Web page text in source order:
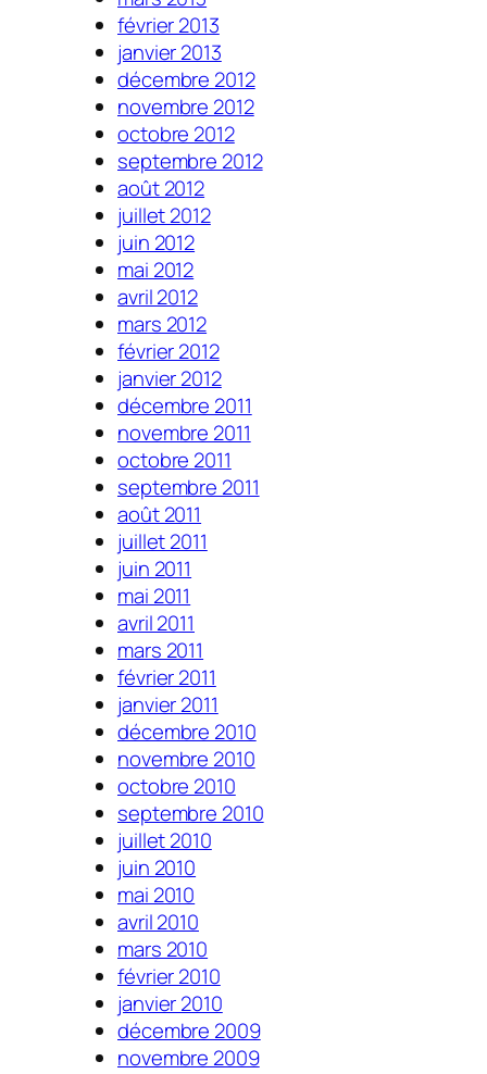
février 2013
janvier 2013
décembre 2012
novembre 2012
octobre 2012
septembre 2012
août 2012
juillet 2012
juin 2012
mai 2012
avril 2012
mars 2012
février 2012
janvier 2012
décembre 2011
novembre 2011
octobre 2011
septembre 2011
août 2011
juillet 2011
juin 2011
mai 2011
avril 2011
mars 2011
février 2011
janvier 2011
décembre 2010
novembre 2010
octobre 2010
septembre 2010
juillet 2010
juin 2010
mai 2010
avril 2010
mars 2010
février 2010
janvier 2010
décembre 2009
novembre 2009